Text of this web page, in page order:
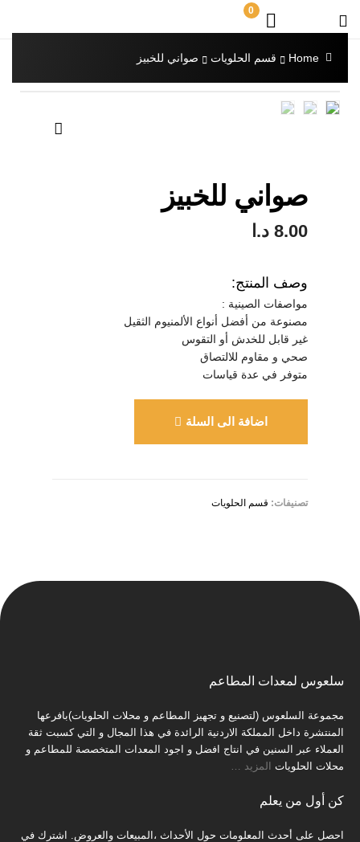
0
Home قسم الحلويات صواني للخبيز
صواني للخبيز
8.00 د.ا
وصف المنتج:
مواصفات الصينية :
مصنوعة من أفضل أنواع الألمنيوم الثقيل
غير قابل للخدش أو التقوس
صحي و مقاوم للالتصاق
متوفر في عدة قياسات
اضافة الى السلة
تصنيفات: قسم الحلويات
سلعوس لمعدات المطاعم
مجموعة السلعوس (لتصنيع و تجهيز المطاعم و محلات الحلويات)بافرعها
المنتشرة داخل المملكة الاردنية الرائدة في هذا المجال و التي كسبت ثقة
العملاء عبر السنين في انتاج افضل و اجود المعدات المتخصصة للمطاعم و
محلات الحلويات المزيد
كن أول من يعلم
احصل على أحدث المعلومات حول الأحداث ،المبيعات والعروض. اشترك في